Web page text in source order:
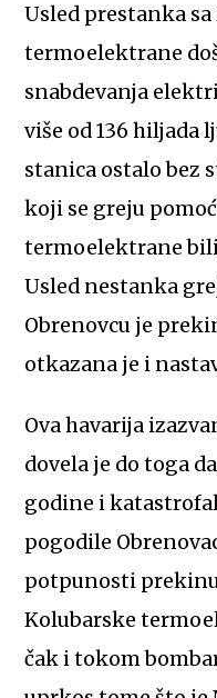
Usled prestanka
termoelektrane
snabdevanja
više od 136 hiljada
stanica ostalo bez
koji se greju
termoelektrane
Usled nestanka
Obrenovcu je
otkazana je i
Ova havarija
dovela je do toga
godine i
pogodile
potpunosti
Kolubarske
čak i tokom